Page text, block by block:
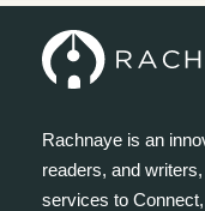
Rachnaye is an
readers, and
services to